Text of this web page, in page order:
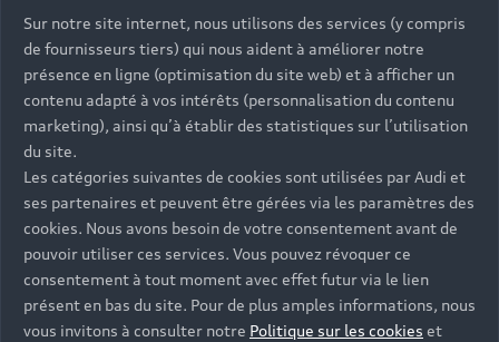
vous accueille
au Palais de
Tokyo
Sur notre site internet, nous utilisons des services (y compris
de fournisseurs tiers) qui nous aident à améliorer notre
présence en ligne (optimisation du site web) et à afficher un
contenu adapté à vos intérêts (personnalisation du contenu
marketing), ainsi qu’à établir des statistiques sur l’utilisation
du site.
Les catégories suivantes de cookies sont utilisées par Audi et
ses partenaires et peuvent être gérées via les paramètres des
cookies. Nous avons besoin de votre consentement avant de
pouvoir utiliser ces services. Vous pouvez révoquer ce
consentement à tout moment avec effet futur via le lien
présent en bas du site. Pour de plus amples informations, nous
vous invitons à consulter notre Politique sur les cookies et